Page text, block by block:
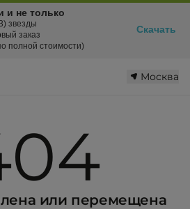
Москва
или перемещена
и не только
звезды
заказ
полной стоимости)
Скачать